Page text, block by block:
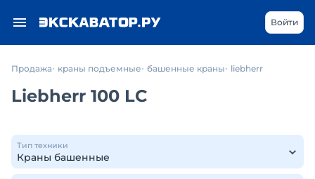
Войти
Продажа краны подъемные башенные краны liebherr
Liebherr 100 LC
Тип техники